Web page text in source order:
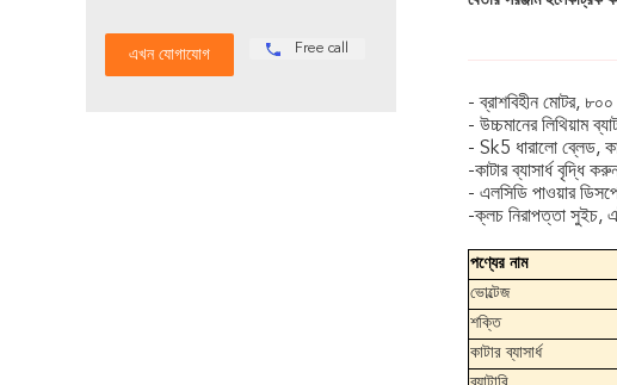
Free call
- ব্রাশবিহীন মোটর, ৮০০
- উচ্চমানের লিথিয়াম
- Sk5 ধারালো ব্লেড,
-কাটার ব্যাসার্ধ বৃদ্ধি
- এলসিডি পাওয়ার
-ক্লচ নিরাপত্তা সুইচ,
পণ্যের নাম
ভোল্টেজ
শক্তি
কাটার ব্যাসার্ধ